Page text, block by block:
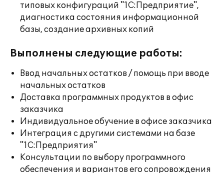
типовых конфигураций "1С:Предприятие",
диагностика состояния информационной
базы, создание архивных копий
Выполнены следующие работы:
Ввод начальных остатков / помощь при вводе
начальных остатков
Доставка программных продуктов в офис
заказчика
Индивидуальное обучение в офисе заказчика
Интеграция с другими системами на базе
"1С:Предприятия"
Консультации по выбору программного
обеспечения и вариантов его сопровождения